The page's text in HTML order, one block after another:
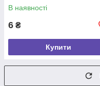
В наявності
6 ₴
Купити